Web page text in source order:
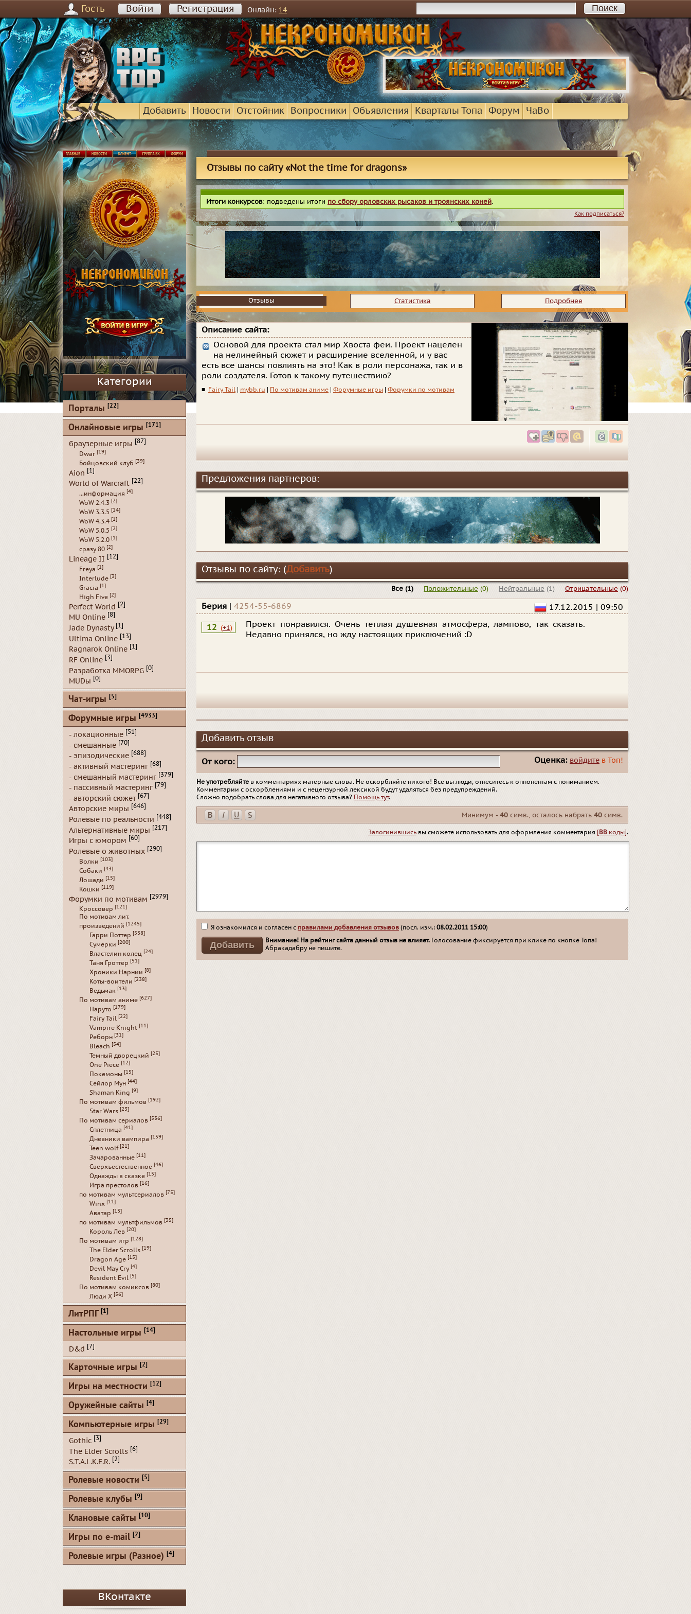
Гость Войти Регистрация Онлайн: 14
Добавить Новости Отстойник Вопросники Объявления Кварталы Топа Форум ЧаВо
Отзывы по сайту «Not the time for dragons»
Итоги конкурсов: подведены итоги по сбору орловских рысаков и троянских коней.
Как подписаться?
Отзывы
Отзывы Статистика Подробнее
Описание сайта:
Основой для проекта стал мир Хвоста феи. Проект нацелен
на нелинейный сюжет и расширение вселенной, и у вас
есть все шансы повлиять на это! Как в роли персонажа, так и в
роли создателя. Готов к такому путешествию?
■ Fairy Tail mybb.ru По мотивам аниме Форумные игры Форумки по мотивам
Предложения партнеров:
Отзывы по сайту: (Добавить)
Отрицательные (0)
Нейтральные (1)
Положительные (0)
Все (1)
Берия | 4254-55-6869 17.12.2015 | 09:50
12 (+1)
Проект понравился. Очень теплая душевная атмосфера, лампово, так сказать.
Недавно принялся, но жду настоящих приключений :D
Добавить отзыв
От кого: Оценка: войдите в Топ!
Не употребляйте в комментариях матерные слова. Не оскорбляйте никого! Все вы люди, отнеситесь к оппонентам с пониманием.
Комментарии с оскорблениями и с нецензурной лексикой будут удаляться без предупреждений.
Сложно подобрать слова для негативного отзыва? Помощь тут.
Минимум -40 симв., осталось набрать 40 симв.
Залогинившись вы сможете использовать для оформления комментария [BB коды].
Я ознакомился и согласен с правилами добавления отзывов (посл. изм.: 08.02.2011 15:00)
Внимание! На рейтинг сайта данный отзыв не влияет. Голосование фиксируется при клике по кнопке Топа!
Абракадабру не пишите.
Категории
Порталы [22]
Онлайновые игры [171]
браузерные игры [87]
Dwar [19]
Бойцовский клуб [39]
Aion [1]
World of Warcraft [22]
...информация [4]
WoW 2.4.3 [2]
WoW 3.3.5 [14]
WoW 4.3.4 [1]
WoW 5.0.5 [2]
WoW 5.2.0 [1]
сразу 80 [2]
Lineage II [12]
Freya [1]
Interlude [3]
Gracia [1]
High Five [2]
Perfect World [2]
MU Online [8]
Jade Dynasty [1]
Ultima Online [13]
Ragnarok Online [1]
RF Online [3]
Разработка MMORPG [0]
MUDы [0]
Чат-игры [5]
Форумные игры [4933]
- локационные [51]
- смешанные [70]
- эпизодические [688]
- активный мастеринг [68]
- смешанный мастеринг [379]
- пассивный мастеринг [79]
- авторский сюжет [67]
Авторские миры [646]
Ролевые по реальности [448]
Альтернативные миры [217]
Игры с юмором [60]
Ролевые о животных [290]
Волки [103]
Собаки [43]
Лошади [15]
Кошки [119]
Форумки по мотивам [2979]
Кроссовер [121]
По мотивам лит.
произведений [1245]
Гарри Поттер [538]
Сумерки [200]
Властелин колец [24]
Таня Гроттер [51]
Хроники Нарнии [8]
Коты-воители [238]
Ведьмак [13]
По мотивам аниме [627]
Наруто [179]
Fairy Tail [22]
Vampire Knight [11]
Реборн [31]
Bleach [54]
Темный дворецкий [25]
One Piece [12]
Покемоны [15]
Сейлор Мун [44]
Shaman King [9]
По мотивам фильмов [192]
Star Wars [23]
По мотивам сериалов [536]
Сплетница [41]
Дневники вампира [159]
Teen wolf [21]
Зачарованные [11]
Сверхъестественное [46]
Однажды в сказке [15]
Игра престолов [16]
по мотивам мультсериалов [75]
Winx [11]
Аватар [13]
по мотивам мультфильмов [35]
Король Лев [20]
По мотивам игр [128]
The Elder Scrolls [19]
Dragon Age [15]
Devil May Cry [4]
Resident Evil [5]
По мотивам комиксов [80]
Люди Х [56]
ЛитРПГ [1]
Настольные игры [14]
D&d [7]
Карточные игры [2]
Игры на местности [12]
Оружейные сайты [4]
Компьютерные игры [29]
Gothic [3]
The Elder Scrolls [6]
S.T.A.L.K.E.R. [2]
Ролевые новости [5]
Ролевые клубы [9]
Клановые сайты [10]
Игры по e-mail [2]
Ролевые игры (Разное) [4]
ВКонтакте